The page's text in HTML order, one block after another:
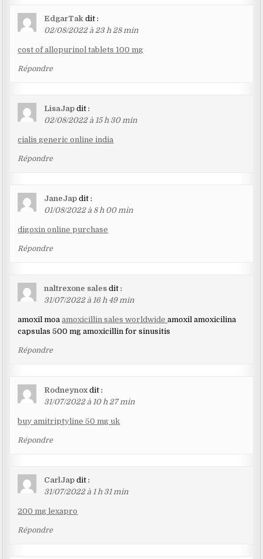
EdgarTak dit :
02/08/2022 à 23 h 28 min
cost of allopurinol tablets 100 mg
Répondre
LisaJap dit :
02/08/2022 à 15 h 30 min
cialis generic online india
Répondre
JaneJap dit :
01/08/2022 à 8 h 00 min
digoxin online purchase
Répondre
naltrexone sales dit :
31/07/2022 à 16 h 49 min
amoxil moaamoxicillin sales worldwideamoxil amoxicilina
capsulas 500 mg amoxicillin for sinusitis
Répondre
Rodneynox dit :
31/07/2022 à 10 h 27 min
buy amitriptyline 50 mg uk
Répondre
CarlJap dit :
31/07/2022 à 1 h 31 min
200 mg lexapro
Répondre